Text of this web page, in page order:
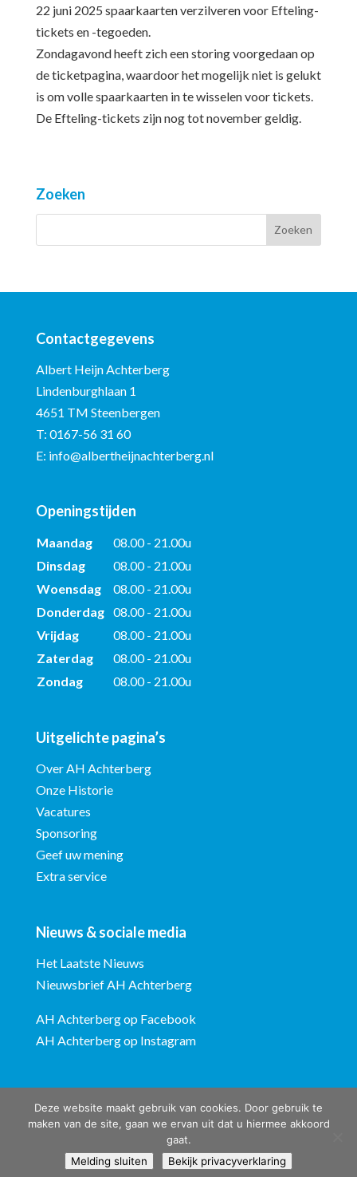
22 juni 2025 spaarkaarten verzilveren voor Efteling-
tickets en -tegoeden.
Zondagavond heeft zich een storing voorgedaan op
de ticketpagina, waardoor het mogelijk niet is gelukt
is om volle spaarkaarten in te wisselen voor tickets.
De Efteling-tickets zijn nog tot november geldig.
Zoeken
Contactgegevens
Albert Heijn Achterberg
Lindenburghlaan 1
4651 TM Steenbergen
T: 0167-56 31 60
E: info@albertheijnachterberg.nl
Openingstijden
Maandag
08.00 - 21.00u
Dinsdag
08.00 - 21.00u
Woensdag
08.00 - 21.00u
Donderdag 08.00 - 21.00u
Vrijdag
08.00 - 21.00u
Zaterdag
08.00 - 21.00u
Zondag
08.00 - 21.00u
Uitgelichte pagina’s
Over AH Achterberg
Onze Historie
Vacatures
Sponsoring
Geef uw mening
Extra service
Nieuws & sociale media
Het Laatste Nieuws
Nieuwsbrief AH Achterberg
AH Achterberg op Facebook
AH Achterberg op Instagram
Albert Heijn Achterberg © ontwerp en bouw website:
Steenbergen
Deze website maakt gebruik van cookies. Door gebruik te
maken van de site, gaan we ervan uit dat u hiermee akkoord
gaat.
Melding sluiten
Bekijk privacyverklaring